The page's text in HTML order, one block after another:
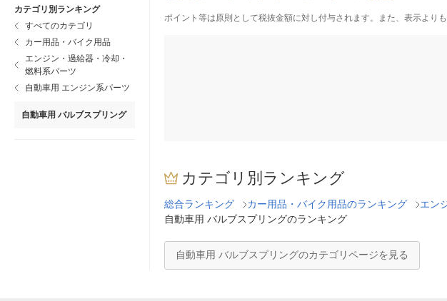
カテゴリ別ランキング
すべてのカテゴリ
カー用品・バイク用品
エンジン・過給器・冷却・
燃料系パーツ
自動車用 エンジン系パーツ
自動車用 バルブスプリング
ポイント等は原則として税抜金額に対し付与されます。また、表示より
カテゴリ別ランキング
総合ランキング カー用品・バイク用品のランキング エン
自動車用 バルブスプリングのランキング
自動車用 バルブスプリングのカテゴリページを見る